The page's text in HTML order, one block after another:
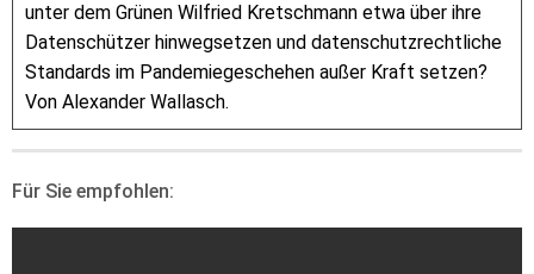
unter dem Grünen Wilfried Kretschmann etwa über ihre
Datenschützer hinwegsetzen und datenschutzrechtliche
Standards im Pandemiegeschehen außer Kraft setzen?
Von Alexander Wallasch.
Für Sie empfohlen: